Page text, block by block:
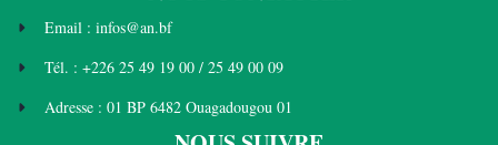
Email : infos@an.bf
Tél. : +226 25 49 19 00 / 25 49 00 09
Adresse : 01 BP 6482 Ouagadougou 01